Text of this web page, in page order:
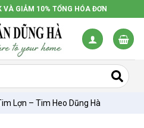
VÀ GIẢM 10% TỔNG HÓA ĐƠN
Lợn – Tim Heo Dũng Hà